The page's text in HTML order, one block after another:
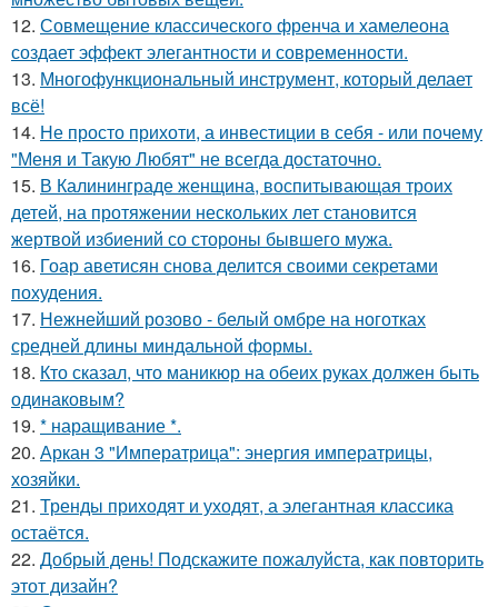
12. Совмещение классического френча и хамелеона
создает эффект элегантности и современности.
13. Многофункциональный инструмент, который делает
всё!
14. Не просто прихоти, а инвестиции в себя - или почему
"Меня и Такую Любят" не всегда достаточно.
15. В Калининграде женщина, воспитывающая троих
детей, на протяжении нескольких лет становится
жертвой избиений со стороны бывшего мужа.
16. Гоар аветисян снова делится своими секретами
похудения.
17. Нежнейший розово - белый омбре на ноготках
средней длины миндальной формы.
18. Кто сказал, что маникюр на обеих руках должен быть
одинаковым?
19. * наращивание *.
20. Аркан 3 "Императрица": энергия императрицы,
хозяйки.
21. Тренды приходят и уходят, а элегантная классика
остаётся.
22. Добрый день! Подскажите пожалуйста, как повторить
этот дизайн?